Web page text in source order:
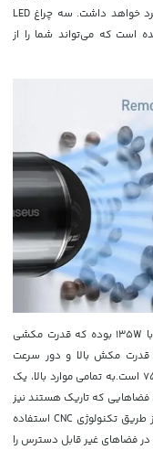
حداکثر توان خود استفاده کند، حدود 17 دقیقه عملکرد خواهد داشت. سه چراغ LED
است که می‌تواند شما را از
توان جارو شارژی بیسوس Baseus CRXCQA3-01 برابر با 135W بوده که قدرت مکشی
وجود قدرت مکش بالا و دور سرعت
80000rpm آن، نویز دستگاه بسیار پایین و کمتر از 75db است.به تمامی موارد بالا، یک
فضاهایی که تاریک هستند نیز
کمک کند. برش‌هایی که روی بدنه جارو خورده است، از طریق تکنولوژی CNC استفاده
در فضاهای غیر قابل دسترس را